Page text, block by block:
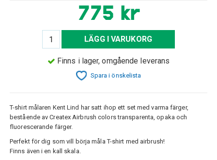
775 kr
LÄGG I VARUKORG
Finns i lager, omgående leverans
Spara i önskelista
T-shirt målaren Kent Lind har satt ihop ett set med varma färger,
bestående av Createx Airbrush colors transparenta, opaka och
fluorescerande färger.
Perfekt för dig som vill börja måla T-shirt med airbrush!
Finns även i en kall skala.